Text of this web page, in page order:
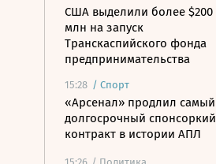
США выделили более $200
млн на запуск
Транскаспийского фонда
предпринимательства
15:28 / Спорт
«Арсенал» продлил самый
долгосрочный спонсоркий
контракт в истории АПЛ